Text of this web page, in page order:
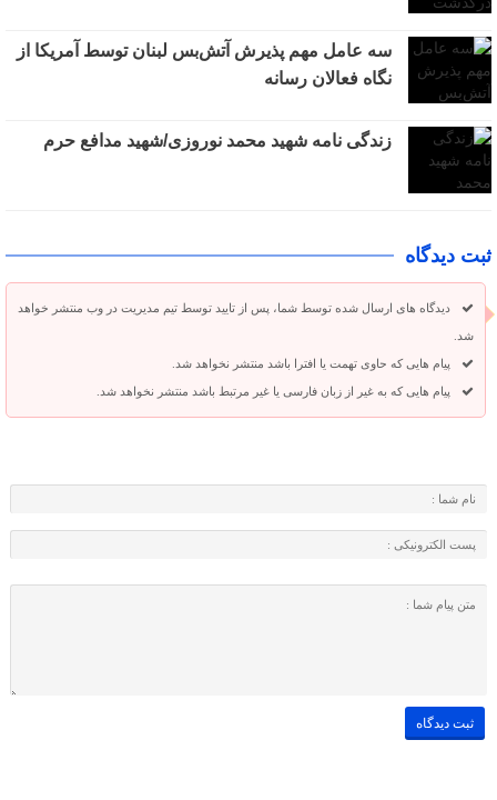
سه عامل مهم پذیرش آتش‌بس لبنان توسط آمریکا از
نگاه فعالان رسانه
زندگی نامه شهید محمد نوروزی/شهید مدافع حرم
ثبت دیدگاه
دیدگاه های ارسال شده توسط شما، پس از تایید توسط تیم مدیریت در وب منتشر خواهد
شد.
پیام هایی که حاوی تهمت یا افترا باشد منتشر نخواهد شد.
پیام هایی که به غیر از زبان فارسی یا غیر مرتبط باشد منتشر نخواهد شد.